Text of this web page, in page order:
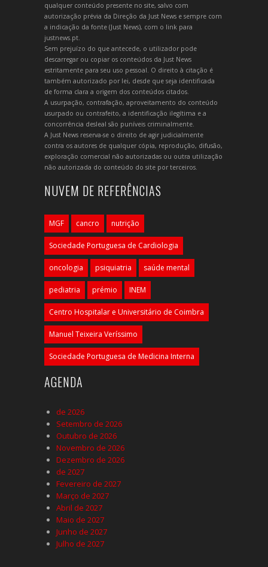
qualquer conteúdo presente no site, salvo com
autorização prévia da Direção da Just News e sempre com
a indicação da fonte (Just News), com o link para
justnews.pt.
Sem prejuízo do que antecede, o utilizador pode
descarregar ou copiar os conteúdos da Just News
estritamente para seu uso pessoal. O direito à citação é
também autorizado por lei, desde que seja identificada
de forma clara a origem dos conteúdos citados.
A usurpação, contrafação, aproveitamento do conteúdo
usurpado ou contrafeito, a identificação ilegítima e a
concorrência desleal são puníveis criminalmente.
A Just News reserva-se o direito de agir judicialmente
contra os autores de qualquer cópia, reprodução, difusão,
exploração comercial não autorizadas ou outra utilização
não autorizada do conteúdo do site por terceiros.
NUVEM DE REFERÊNCIAS
MGF cancro nutrição
Sociedade Portuguesa de Cardiologia
oncologia psiquiatria saúde mental
pediatria prémio INEM
Centro Hospitalar e Universitário de Coimbra
Manuel Teixeira Veríssimo
Sociedade Portuguesa de Medicina Interna
AGENDA
de 2026
Setembro de 2026
Outubro de 2026
Novembro de 2026
Dezembro de 2026
de 2027
Fevereiro de 2027
Março de 2027
Abril de 2027
Maio de 2027
Junho de 2027
Julho de 2027